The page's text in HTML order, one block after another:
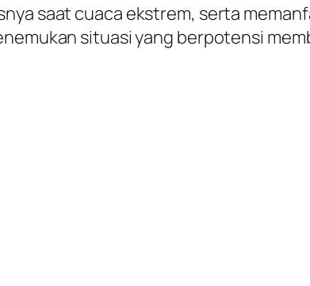
saat cuaca ekstrem, serta
situasi yang berpotensi